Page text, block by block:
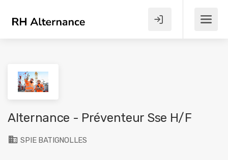
Alternance - Préventeur Sse H/F
SPIE BATIGNOLLES